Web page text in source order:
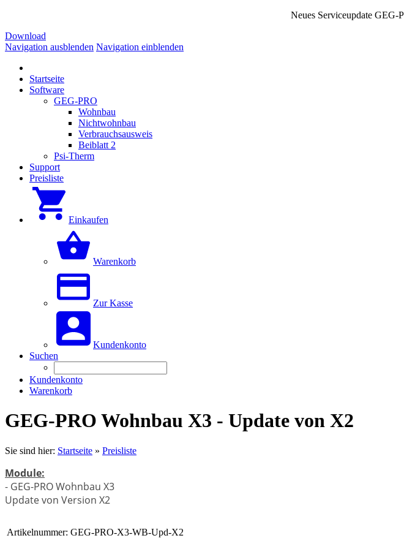
Neues Serviceupdate GEG-
Download
Navigation ausblenden Navigation einblenden
Startseite
Software
GEG-PRO
Wohnbau
Nichtwohnbau
Verbrauchsausweis
Beiblatt 2
Psi-Therm
Support
Preisliste
Einkaufen
Warenkorb
Zur Kasse
Kundenkonto
Suchen
Kundenkonto
Warenkorb
GEG-PRO Wohnbau X3 - Update von X2
Sie sind hier: Startseite » Preisliste
Module:
- GEG-PRO Wohnbau X3
Update von Version X2
Artikelnummer: GEG-PRO-X3-WB-Upd-X2